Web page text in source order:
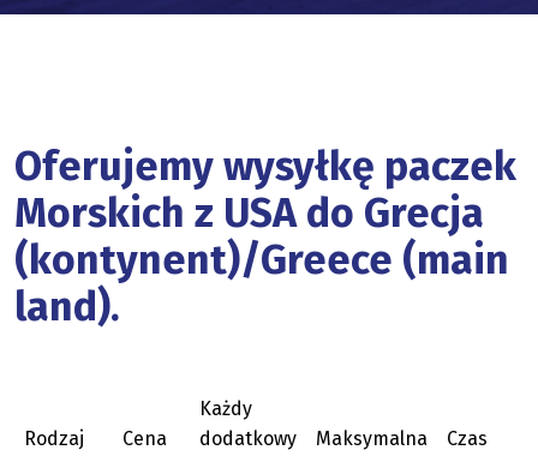
Oferujemy wysyłkę paczek
Morskich z USA do Grecja
(kontynent)/Greece (main
land).
Rodzaj
Cena
Każdy
dodatkowy
Maksymalna
Czas